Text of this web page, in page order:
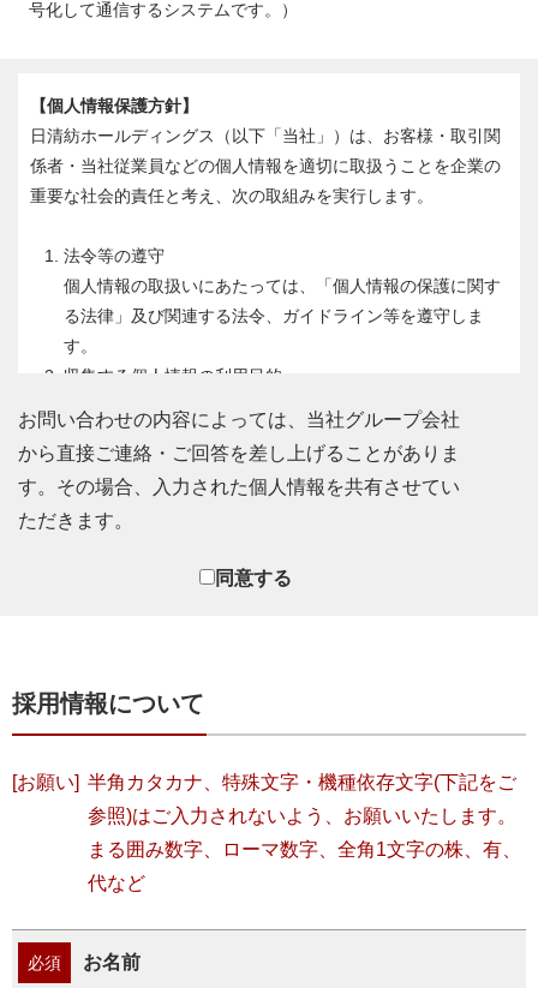
号化して通信するシステムです。）
【個人情報保護方針】
日清紡ホールディングス（以下「当社」）は、お客様・取引関
係者・当社従業員などの個人情報を適切に取扱うことを企業の
重要な社会的責任と考え、次の取組みを実行します。
法令等の遵守
個人情報の取扱いにあたっては、「個人情報の保護に関す
る法律」及び関連する法令、ガイドライン等を遵守しま
す。
収集する個人情報の利用目的
情報収集時に同意いただいた利用目的の範囲内で利用しま
す。
個人情報の第三者提供
あらかじめご承諾をいただいた場合、業務を委託する場合
及び正当な理由のある場合以外は、個人情報を第三者には
個人情報の共同利用
個人情報の開示等の手続き
個人情報に関する内容の照会・開示・訂正等は、当社「個
安全管理措置
個人情報を、不正アクセス・紛失・漏えい・破壊・改ざん
等の危険から守るため、必要な安全管理措置を実行しま
す。
個人情報保護のため、必要な体制の整備、個人情報の適切
な取扱いのための教育及びこれらの活動の定期的な見直し
お問い合わせの内容によっては、当社グループ会社
から直接ご連絡・ご回答を差し上げることがありま
す。その場合、入力された個人情報を共有させてい
ただきます。
同意する
採用情報について
[お願い] 半角カタカナ、特殊文字・機種依存文字(下記をご
参照)はご入力されないよう、お願いいたします。
まる囲み数字、ローマ数字、全角1文字の株、有、
代など
必須 お名前